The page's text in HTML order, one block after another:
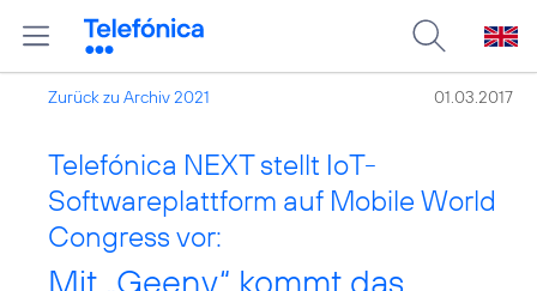
Zurück zu Archiv 2021 01.03.2017
Telefónica NEXT stellt IoT-
Softwareplattform auf Mobile World
Congress vor:
Mit „Geeny“ kommt das